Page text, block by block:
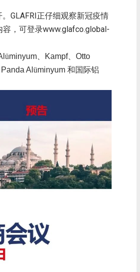
GLAFRI正仔细观察新冠疫情
容，可登录www.glafco.global-
üminyum Kampf、 Otto
Panda Al üminyum 和国际铝